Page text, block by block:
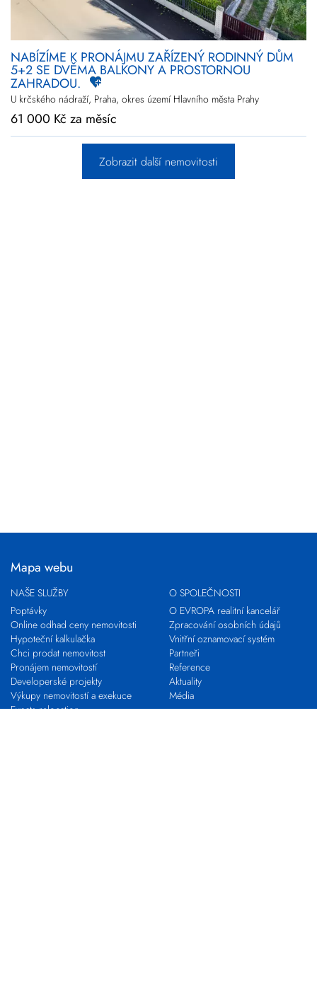
NABÍZÍME K PRONÁJMU ZAŘÍZENÝ RODINNÝ DŮM
5+2 SE DVĚMA BALKONY A PROSTORNOU
ZAHRADOU.
U krčského nádraží, Praha, okres území Hlavního města Prahy
61 000 Kč za měsíc
Zobrazit další nemovitosti
Mapa webu
NAŠE SLUŽBY
Poptávky
Online odhad ceny nemovitosti
Hypoteční kalkulačka
Chci prodat nemovitost
Pronájem nemovitostí
Developerské projekty
Výkupy nemovitostí a exekuce
Expats relocation
O SPOLEČNOSTI
O EVROPA realitní kancelář
Zpracování osobních údajů
Vnitřní oznamovací systém
Partneři
Reference
Aktuality
Média